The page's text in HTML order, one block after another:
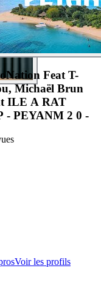
Feat T-
Michaël Brun
ILE A RAT
- PEYANM 2 0 -
Voir les profils